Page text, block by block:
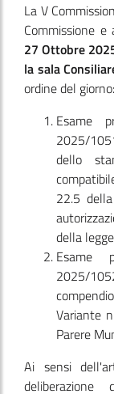
La V
Commissione e
27 Ottobre
la sala
ordine del giorno:
Esame
2025/
dello
22.5
della
Esame
2025/
Variante
Parere
Ai sensi